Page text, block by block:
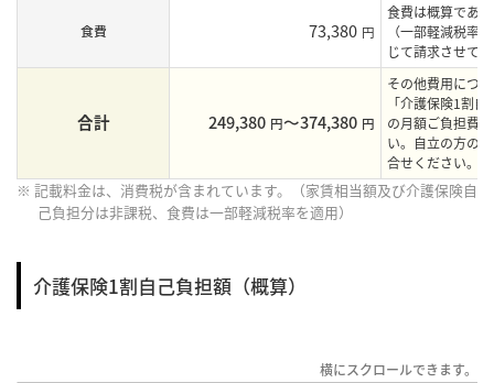
食費 73,380 円
食費は概算であ
（一部軽減税率
じて請求させて
合計 249,380 円〜374,380 円
その他費用につ
「介護保険1割
の月額ご負担費
い。自立の方の
合せください。
※ 記載料金は、消費税が含まれています。（家賃相当額及び介護保険自
己負担分は非課税、食費は一部軽減税率を適用）
介護保険1割自己負担額（概算）